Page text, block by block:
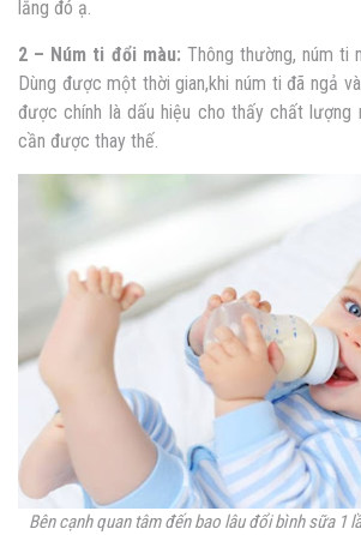
lắng đó ạ.
2 – Núm ti đổi màu: Thông thường, núm ti
Dùng được một thời gian,khi núm ti đã ngả
được chính là dấu hiệu cho thấy chất lượng
cần được thay thế.
Bên cạnh quan tâm đếnbao lâu đổi bình sữa 1